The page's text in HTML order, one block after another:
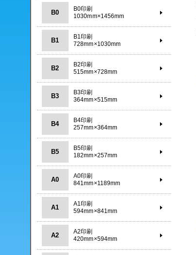
B0
B0印刷
1030mm×1456mm
B1
B1印刷
728mm×1030mm
B2
B2印刷
515mm×728mm
B3
B3印刷
364mm×515mm
B4
B4印刷
257mm×364mm
B5
B5印刷
182mm×257mm
A0
A0印刷
841mm×1189mm
A1
A1印刷
594mm×841mm
A2
A2印刷
420mm×594mm